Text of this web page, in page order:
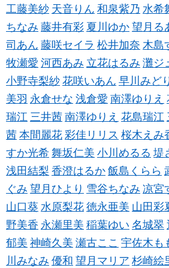
工藤美紗 天音りん 和泉紫乃 水希
ちなみ 藤井有彩 夏川ゆか 望月る
司あん 藤咲セイラ 松井加奈 木島
牧瀬愛 河西あみ 立花はるみ 灘ジ
小野寺梨紗 花咲いあん 早川みど
美羽 永倉せな 浅倉愛 南澤ゆりえ
瑞江 三井茜 南澤ゆりえ 花島瑞江
茜 本間麗花 彩佳リリス 桜木えみ
すか光希 舞坂仁美 小川めるる 堤
浅田結梨 香澄はるか 飯島くらら
ぐみ 望月ひより 雪谷ちなみ 凉宮
山口葵 水原梨花 徳永亜美 山田彩
野美香 永瀬里美 稲葉ゆい 名城翠
郁美 神崎久美 瀬古ここ 宇佐木も
川みなみ 優和 望月マリア 杉崎絵